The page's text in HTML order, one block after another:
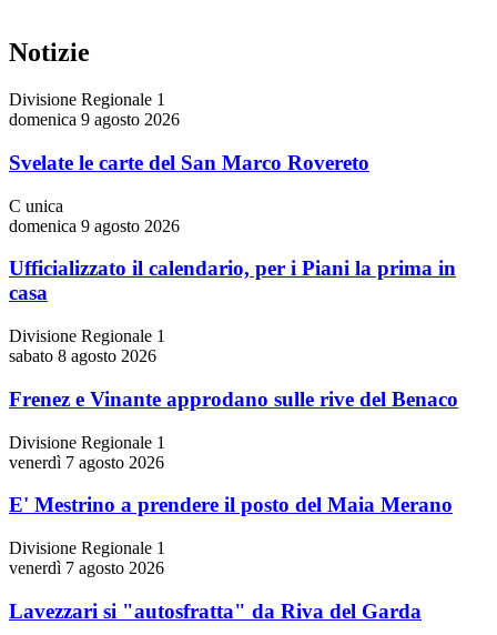
Notizie
Divisione Regionale 1
domenica 9 agosto 2026
Svelate le carte del San Marco Rovereto
C unica
domenica 9 agosto 2026
Ufficializzato il calendario, per i Piani la prima in
casa
Divisione Regionale 1
sabato 8 agosto 2026
Frenez e Vinante approdano sulle rive del Benaco
Divisione Regionale 1
venerdì 7 agosto 2026
E' Mestrino a prendere il posto del Maia Merano
Divisione Regionale 1
venerdì 7 agosto 2026
Lavezzari si "autosfratta" da Riva del Garda